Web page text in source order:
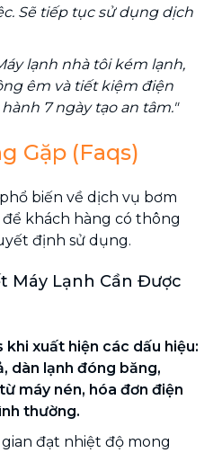
Sẽ tiếp tục sử dụng dịch
lạnh nhà tôi kém lạnh,
êm và tiết kiệm điện
7 ngày tạo an tâm."
Gặp (Faqs)
biến về dịch vụ bơm
để khách hàng có thông
định sử dụng.
Máy Lạnh Cần Được
khi xuất hiện các dấu hiệu:
dàn lạnh đóng băng,
máy nén, hóa đơn điện
thường.
đạt nhiệt độ mong